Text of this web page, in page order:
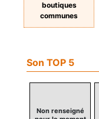
boutiques
communes
Son TOP 5
Non renseigné